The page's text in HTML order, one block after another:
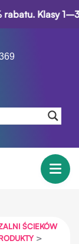
Klasy 1–3:
ŚCIEKÓW
>